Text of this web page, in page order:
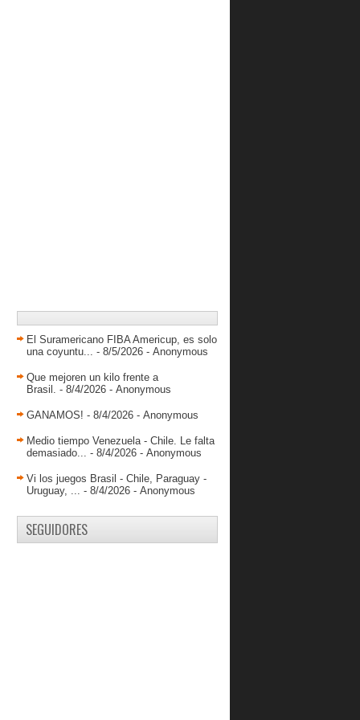
doblegó a Pastoras
Llaneros y acumula r...
Génesis Rivera salva importante
victoria de Caribe...
Fernando Fuenmayor anotó 9 puntos
Gladiadores frenó a Supersónicos y
mantiene su inv...
DANZ hilvanó su cuarta victoria
consecutiva
El Suramericano FIBA Americup, es solo
una coyuntu... - 8/5/2026 - Anonymous
Que mejoren un kilo frente a
Brasil. - 8/4/2026 - Anonymous
GANAMOS! - 8/4/2026 - Anonymous
Medio tiempo Venezuela - Chile. Le falta
demasiado... - 8/4/2026 - Anonymous
Vi los juegos Brasil - Chile, Paraguay -
Uruguay, ... - 8/4/2026 - Anonymous
SEGUIDORES